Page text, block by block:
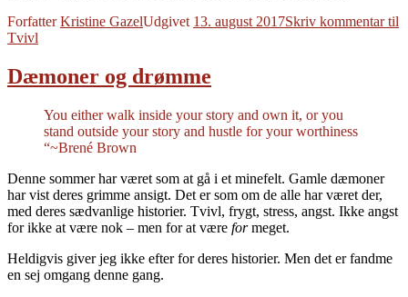
ForfatterKristine GazelUdgivet 13. august 2017Skriv kommentartil
Tvivl
Dæmoner og drømme
You either walk inside your story and own it, or you
stand outside your story and hustle for your worthiness
“~Brené Brown
Denne sommer har været som at gå i et minefelt. Gamle dæmoner
har vist deres grimme ansigt. Det er som om de alle har været der,
med deres sædvanlige historier. Tvivl, frygt, stress, angst. Ikke angst
for ikke at være nok – men for at være formeget.
Heldigvis giver jeg ikke efter for deres historier. Men det er fandme
en sej omgang denne gang.